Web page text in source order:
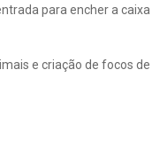
para encher a caixa
e criação de focos de